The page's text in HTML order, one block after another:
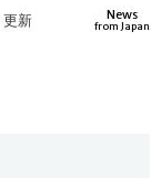
News
from Japan
更新